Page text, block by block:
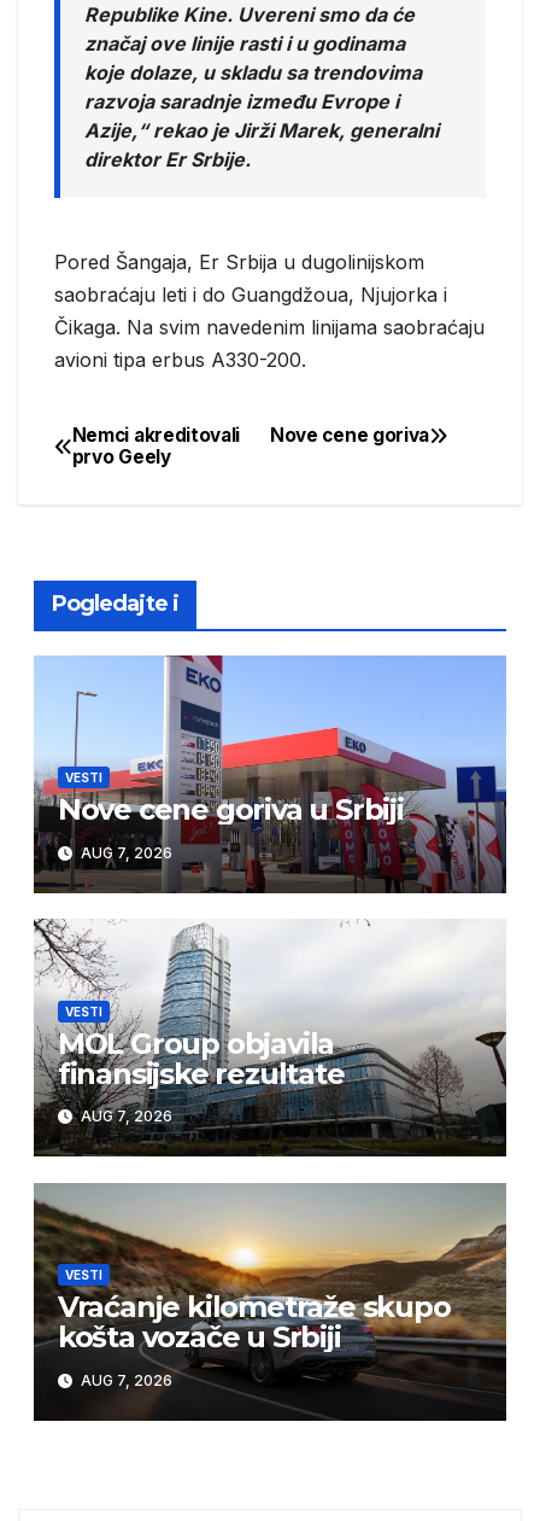
Republike Kine. Uvereni smo da će
značaj ove linije rasti i u godinama
koje dolaze, u skladu sa trendovima
razvoja saradnje između Evrope i
Azije,“ rekao je Jirži Marek, generalni
direktor Er Srbije.
Pored Šangaja, Er Srbija u dugolinijskom
saobraćaju leti i do Guangdžoua, Njujorka i
Čikaga. Na svim navedenim linijama saobraćaju
avioni tipa erbus A330-200.
Post
Nove cene goriva
Nemci akreditovali
prvo Geely
Pogledajte i
VESTI
Nove cene goriva u Srbiji
AUG 7, 2026
VESTI
MOL Group objavila
finansijske rezultate
AUG 7, 2026
VESTI
Vraćanje kilometraže skupo
košta vozače u Srbiji
AUG 7, 2026